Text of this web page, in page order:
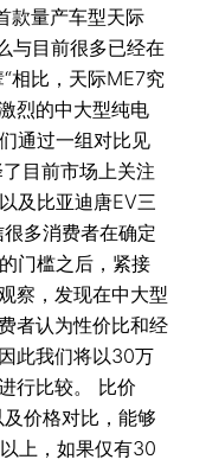
款量产车型天际
与目前很多已经在
相比，天际ME7究
烈的中大型纯电
通过一组对比见
目前市场上关注
及比亚迪唐EV三
多消费者在确定
门槛之后，紧接
察，发现在中大型
者认为性价比和经
此我们将以30万
行比较。 比价
价格对比，能够
上，如果仅有30